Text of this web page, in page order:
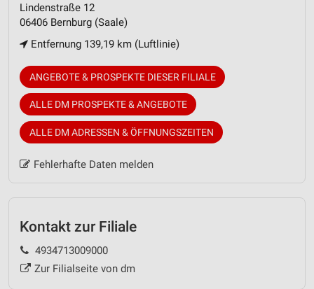
Lindenstraße 12
06406 Bernburg (Saale)
Entfernung 139,19 km (Luftlinie)
ANGEBOTE & PROSPEKTE DIESER FILIALE
ALLE DM PROSPEKTE & ANGEBOTE
ALLE DM ADRESSEN & ÖFFNUNGSZEITEN
Fehlerhafte Daten melden
Kontakt zur Filiale
4934713009000
Zur Filialseite von dm